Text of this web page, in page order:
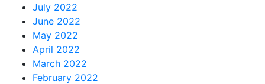
July 2022
June 2022
May 2022
April 2022
March 2022
February 2022